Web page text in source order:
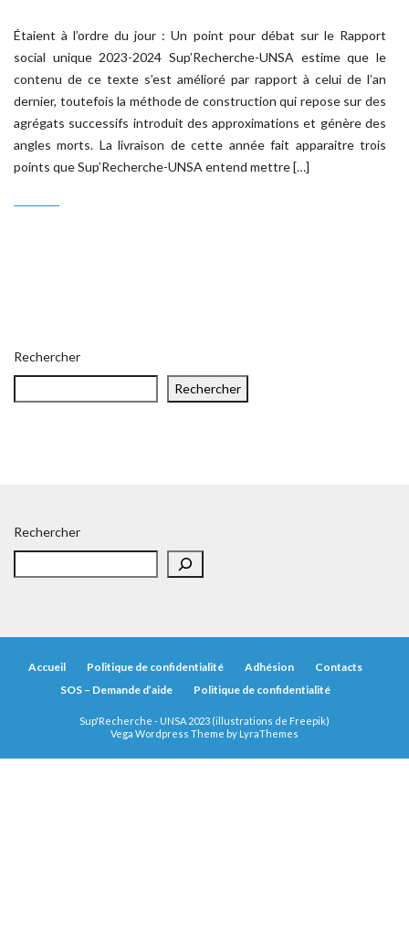
Étaient à l’ordre du jour : Un point pour débat sur le Rapport
social unique 2023-2024 Sup’Recherche-UNSA estime que le
contenu de ce texte s’est amélioré par rapport à celui de l’an
dernier, toutefois la méthode de construction qui repose sur des
agrégats successifs introduit des approximations et génère des
angles morts. La livraison de cette année fait apparaitre trois
points que Sup’Recherche-UNSA entend mettre […]
Rechercher
Rechercher
Rechercher
Accueil Politique de confidentialité Adhésion
Contacts
SOS – Demande d’aide
Politique de confidentialité
Sup'Recherche - UNSA 2023 (illustrations de Freepik)
Vega Wordpress Theme by LyraThemes